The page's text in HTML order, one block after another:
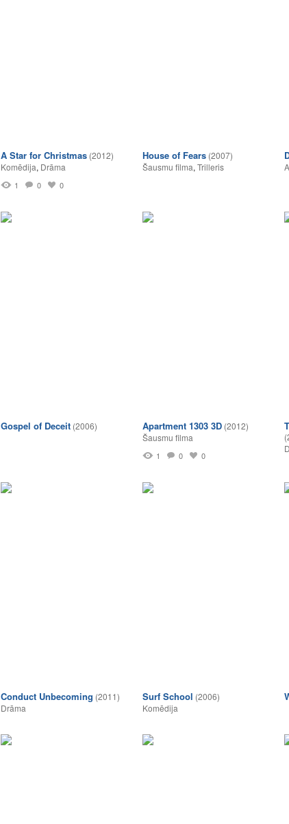
A Star for Christmas (2012)
Komēdija, Drāma
1 0 0
House of Fears (2007)
Šausmu filma, Trilleris
Gospel of Deceit (2006) Apartment 1303 3D (2012)
Šausmu filma
1 0 0
Conduct Unbecoming (2011)
Drāma
Surf School (2006)
Komēdija